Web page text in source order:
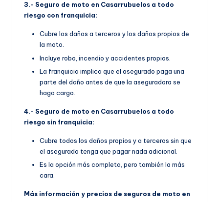
3.- Seguro de moto en Casarrubuelos a todo
riesgo con franquicia:
Cubre los daños a terceros y los daños propios de
la moto.
Incluye robo, incendio y accidentes propios.
La franquicia implica que el asegurado paga una
parte del daño antes de que la aseguradora se
haga cargo.
4.- Seguro de moto en Casarrubuelos a todo
riesgo sin franquicia:
Cubre todos los daños propios y a terceros sin que
el asegurado tenga que pagar nada adicional.
Es la opción más completa, pero también la más
cara.
Más información y precios de seguros de moto en